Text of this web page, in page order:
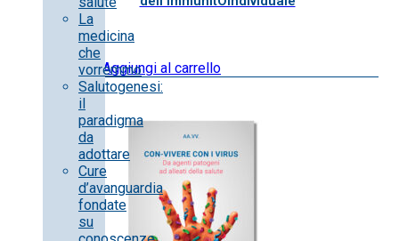
La
medicina
che
vorremmo
Salutogenesi:
il
paradigma
da
adottare
Cure
d’avanguardia
fondate
su
10.00€ Aggiungi al carrello